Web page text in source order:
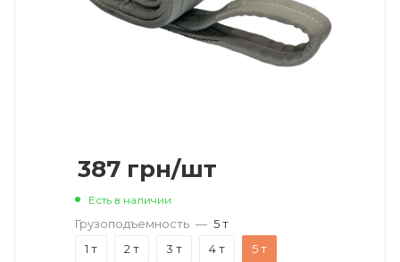
387 грн/шт
Есть в наличии
Грузоподъемность — 5 т
1 т
2 т 3 т 4 т 5 т